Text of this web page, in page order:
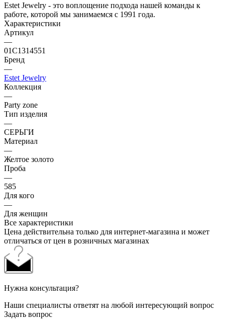
Estet Jewelry - это воплощение подхода нашей команды к
работе, которой мы занимаемся с 1991 года.
Характеристики
Артикул
—
01С1314551
Бренд
—
Estet Jewelry
Коллекция
—
Party zone
Тип изделия
—
СЕРЬГИ
Материал
—
Желтое золото
Проба
—
585
Для кого
—
Для женщин
Все характеристики
Цена действительна только для интернет-магазина и может
отличаться от цен в розничных магазинах
Нужна консультация?
Наши специалисты ответят на любой интересующий вопрос
Задать вопрос